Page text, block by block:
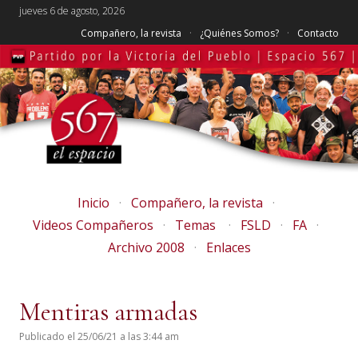
jueves 6 de agosto, 2026
Compañero, la revista
¿Quiénes Somos? Contacto
Inicio
Compañero, la revista
Videos Compañeros
Temas FSLD
FA
Archivo 2008
Enlaces
Mentiras armadas
Publicado el 25/06/21 a las 3:44 am